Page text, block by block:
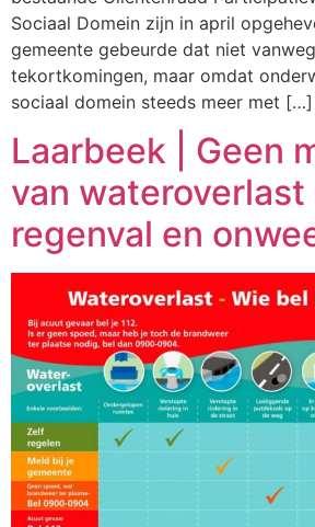
Sociaal Domein zijn in april
gemeente gebeurde dat niet
tekortkomingen, maar omdat
sociaal domein steeds meer met […]
Laarbeek | Geen
van wateroverlast
regenval en